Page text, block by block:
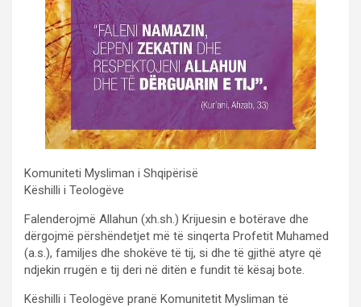
Komuniteti Mysliman i Shqipërisë
Këshilli i Teologëve
Falenderojmë Allahun (xh.sh.) Krijuesin e botërave dhe
dërgojmë përshëndetjet më të sinqerta Profetit Muhamed
(a.s.), familjes dhe shokëve të tij, si dhe të gjithë atyre që
ndjekin rrugën e tij deri në ditën e fundit të kësaj bote.
Këshilli i Teologëve pranë Komunitetit Mysliman të